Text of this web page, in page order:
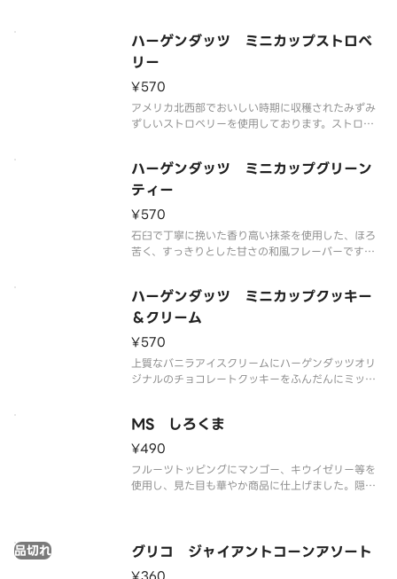
※品質に配慮して配送いたしますが、商品性質上溶
解の可
ハーゲンダッツ ミニカップストロベ
リー
¥570
アメリカ北西部でおいしい時期に収穫されたみずみ
ずしいストロベリーを使用しております。ストロベ
※品質に配慮して配送いたしますが、商品性質上溶
解の可能性もございます。ご了承の
ハーゲンダッツ ミニカップグリーン
ティー
¥570
石臼で丁寧に挽いた香り高い抹茶を使用した、ほろ
苦く、すっきりとした甘さの和風フレーバーです。
※品質に配慮して配送いたしますが、商品性質上溶
解の可能性もございます。ご了承の上ご注文くださ
ハーゲンダッツ ミニカップクッキー
＆クリーム
¥570
上質なバニラアイスクリームにハーゲンダッツオリ
ジナルのチョコレートクッキーをふんだんにミック
ます。
※品質に配慮して配送いたしますが、商品性質上溶
解の可能性もございます
MS しろくま
¥490
フルーツトッピングにマンゴー、キウイゼリー等を
使用し、見た目も華やか商品に仕上げました。隠し
解の可能性もございます。ご了承の上ご注文くださ
グリコ ジャイアントコーンアソート
品切れ